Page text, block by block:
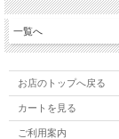
一覧へ
お店のトップへ戻る
カートを見る
ご利用案内